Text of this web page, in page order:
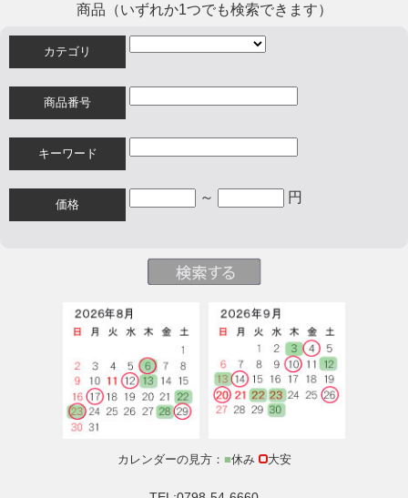
商品（いずれか1つでも検索できます）
カテゴリ
商品番号
キーワード
価格 ～ 円
カレンダーの見方： ■休み 大安